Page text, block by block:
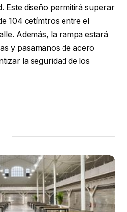
Este diseño permitirá superar
104 cetímtros entre el
Además, la rampa estará
y pasamanos de acero
la seguridad de los